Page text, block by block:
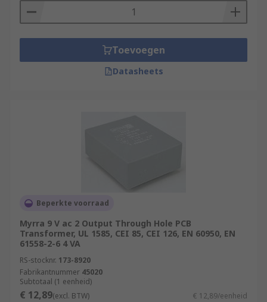
Toevoegen
Datasheets
Beperkte voorraad
Myrra 9 V ac 2 Output Through Hole PCB
Transformer, UL 1585, CEI 85, CEI 126, EN 60950, EN
61558-2-6 4 VA
RS-stocknr. 173-8920
Fabrikantnummer 45020
Subtotaal (1 eenheid)
€ 12,89(excl. BTW) € 12,89/eenheid